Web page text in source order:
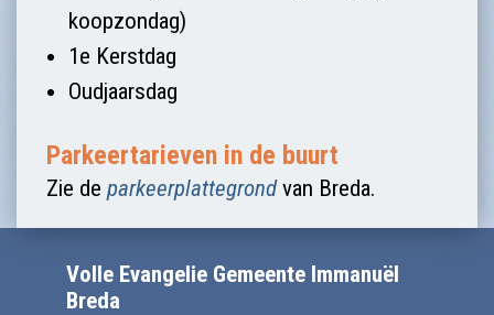
koopzondag)
1e Kerstdag
Oudjaarsdag
Parkeertarieven in de buurt
Zie de parkeerplattegrondvan Breda.
Volle Evangelie Gemeente Immanuël
Breda